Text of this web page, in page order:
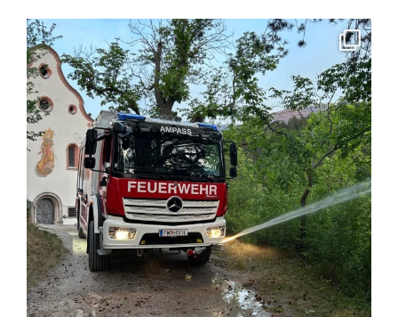
Übung Brand Pfarrkirche
08.05.2026
20:00 Uhr
🗺 Ampass
Am Freitag fand...
Mai 10